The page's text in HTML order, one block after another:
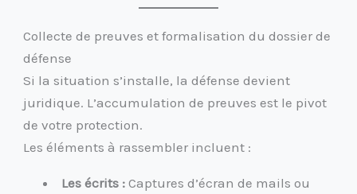
Collecte de preuves et formalisation du dossier de
défense
Si la situation s’installe, la défense devient
juridique. L’accumulation de preuves est le pivot
de votre protection.
Les éléments à rassembler incluent :
Les écrits : Captures d’écran de mails ou